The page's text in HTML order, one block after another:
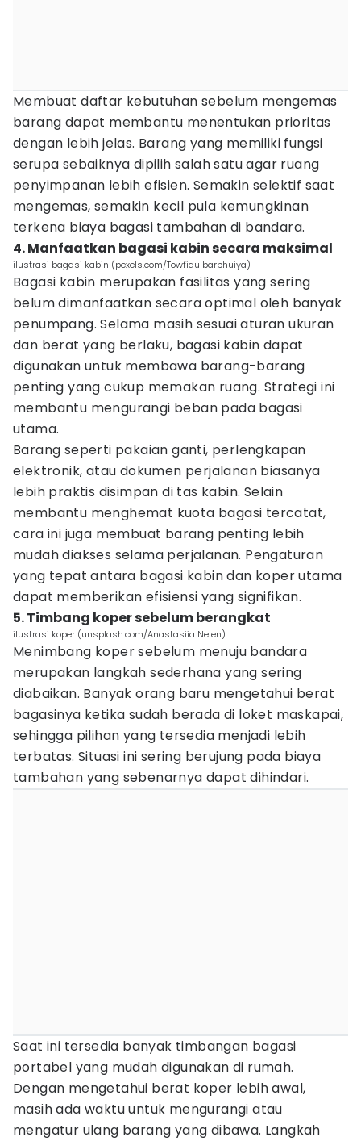
Membuat daftar kebutuhan sebelum mengemas
barang dapat membantu menentukan prioritas
dengan lebih jelas. Barang yang memiliki fungsi
serupa sebaiknya dipilih salah satu agar ruang
penyimpanan lebih efisien. Semakin selektif saat
mengemas, semakin kecil pula kemungkinan
terkena biaya bagasi tambahan di bandara.
4. Manfaatkan bagasi kabin secara maksimal
ilustrasi bagasi kabin (pexels.com/Towfiqu barbhuiya)
Bagasi kabin merupakan fasilitas yang sering
belum dimanfaatkan secara optimal oleh banyak
penumpang. Selama masih sesuai aturan ukuran
dan berat yang berlaku, bagasi kabin dapat
digunakan untuk membawa barang-barang
penting yang cukup memakan ruang. Strategi ini
membantu mengurangi beban pada bagasi
utama.
Barang seperti pakaian ganti, perlengkapan
elektronik, atau dokumen perjalanan biasanya
lebih praktis disimpan di tas kabin. Selain
membantu menghemat kuota bagasi tercatat,
cara ini juga membuat barang penting lebih
mudah diakses selama perjalanan. Pengaturan
yang tepat antara bagasi kabin dan koper utama
dapat memberikan efisiensi yang signifikan.
5. Timbang koper sebelum berangkat
ilustrasi koper (unsplash.com/Anastasiia Nelen)
Menimbang koper sebelum menuju bandara
merupakan langkah sederhana yang sering
diabaikan. Banyak orang baru mengetahui berat
bagasinya ketika sudah berada di loket maskapai,
sehingga pilihan yang tersedia menjadi lebih
terbatas. Situasi ini sering berujung pada biaya
tambahan yang sebenarnya dapat dihindari.
Saat ini tersedia banyak timbangan bagasi
portabel yang mudah digunakan di rumah.
Dengan mengetahui berat koper lebih awal,
masih ada waktu untuk mengurangi atau
mengatur ulang barang yang dibawa. Langkah